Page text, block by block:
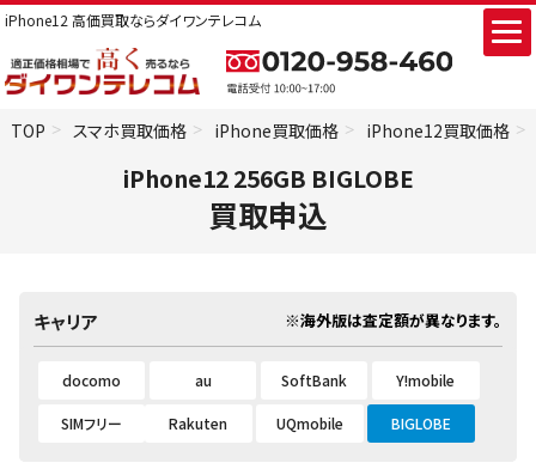
iPhone12 高価買取ならダイワンテレコム
TOP スマホ買取価格 iPhone買取価格 iPhone12買取価格
iPhone12 256GB BIGLOBE
買取申込
キャリア ※海外版は査定額が異なります。
docomo au SoftBank Y!mobile
SIMフリー Rakuten UQmobile BIGLOBE